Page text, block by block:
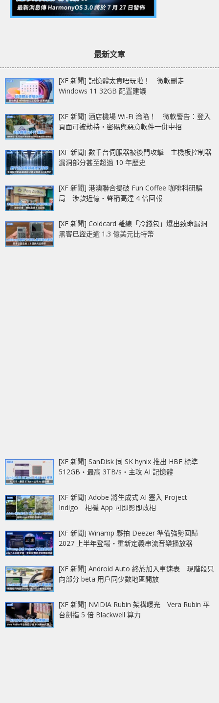
最新文章
[XF 新聞] 記憶體太貴唔玩啦！ 微軟刪走
Windows 11 32GB 配置建議
[XF 新聞] 酒店機場 Wi-Fi 淪陷！ 微軟警告：登入
頁面可被劫持，密碼與惡意軟件一併中招
[XF 新聞] 數千台伺服器被後門攻擊 主機板控制器
漏洞部分甚至超過 10 年歷史
[XF 新聞] 港澳聯合搗破 Fun Coffee 咖啡科研騙
局 涉款近億‧聲稱高達 4 倍回報
[XF 新聞] Coldcard 離線「冷錢包」爆出致命漏洞
黑客已盜走逾 1.3 億美元比特幣
[XF 新聞] SanDisk 同 SK hynix 推出 HBF 標準
512GB‧最高 3TB/s‧主攻 AI 記憶體
[XF 新聞] Adobe 將生成式 AI 塞入 Project
Indigo 相機 App 可即影即改相
[XF 新聞] Winamp 夥拍 Deezer 準備強勢回歸
2027 上半年登場‧重新定義串流音樂播放器
[XF 新聞] Android Auto 終於加入車速表 現階段只
向部分 beta 用戶同少數地區開放
[XF 新聞] NVIDIA Rubin 架構曝光 Vera Rubin 平
台劍指 5 倍 Blackwell 算力